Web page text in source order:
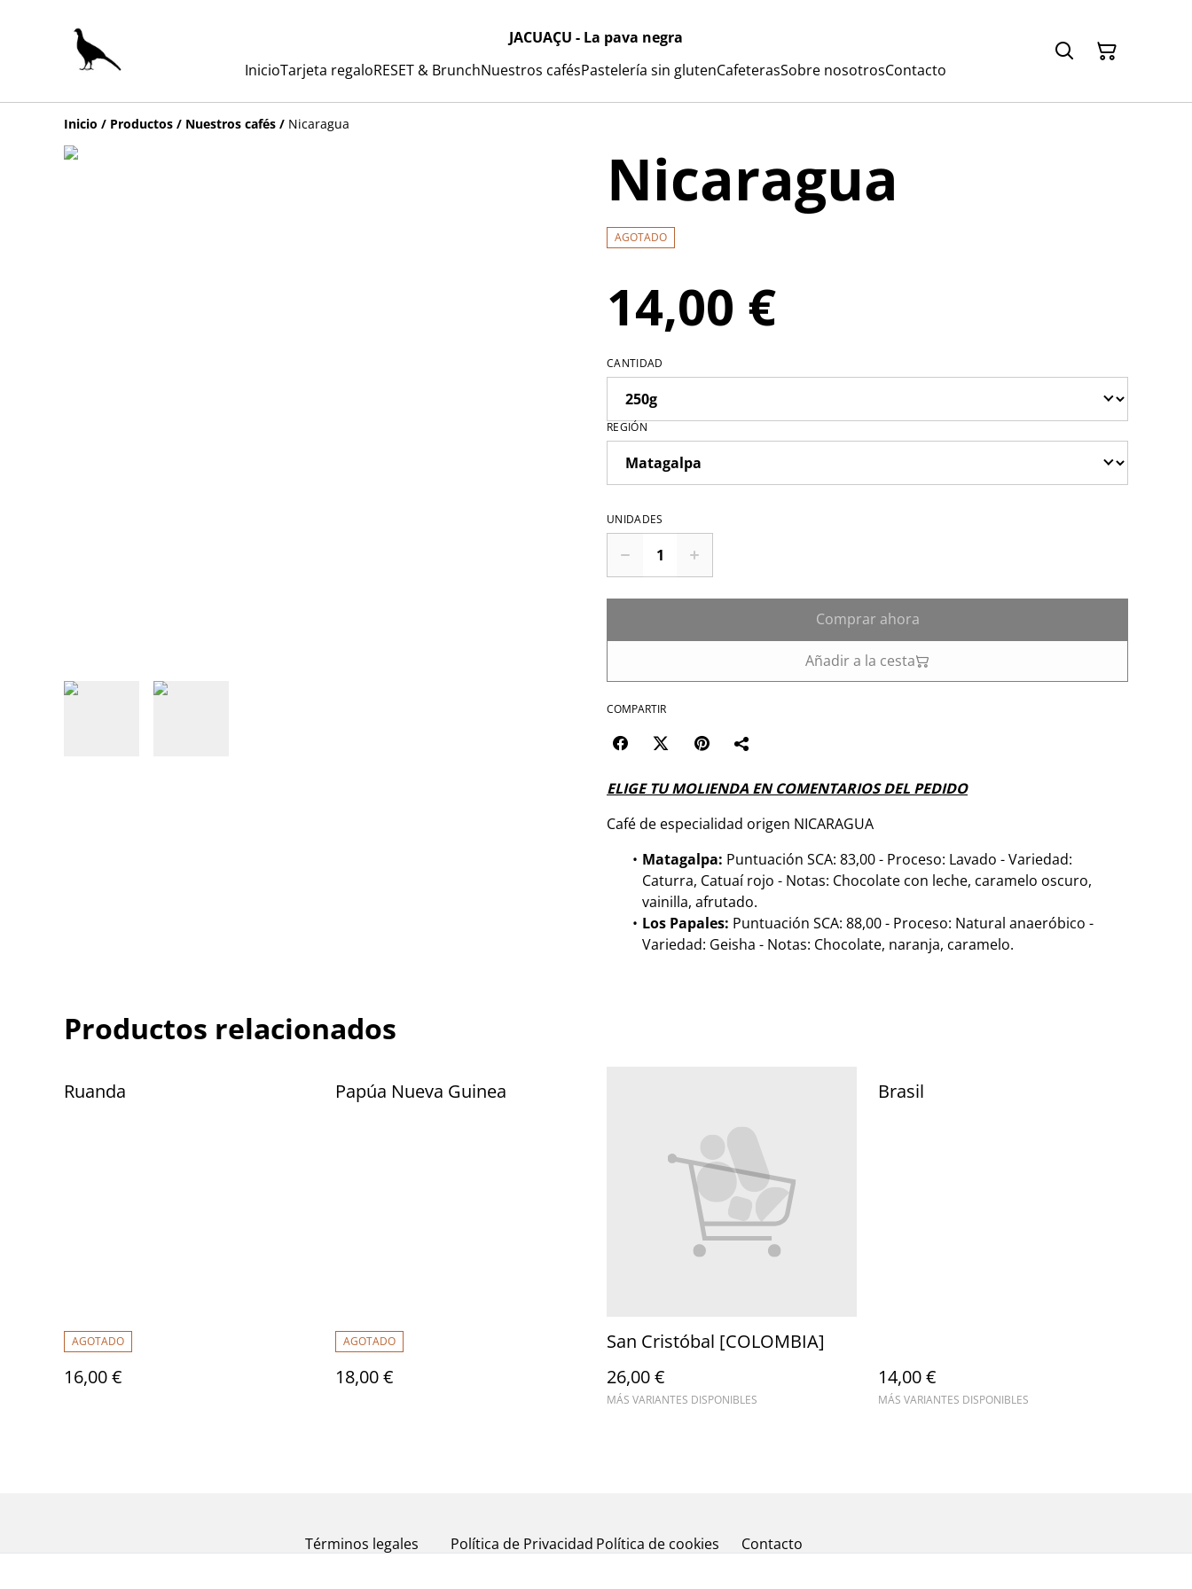
JACUAÇU - La pava negra
InicioTarjeta regaloRESET & BrunchNuestros cafésPastelería sin glutenCafeterasSobre nosotrosContacto
Inicio / Productos / Nuestros cafés / Nicaragua
Nicaragua
AGOTADO
14,00 €
CANTIDAD
REGIÓN
UNIDADES
Comprar ahora
Añadir a la cesta
COMPARTIR
ELIGE TU MOLIENDA EN COMENTARIOS DEL PEDIDO
Café de especialidad origen NICARAGUA
Matagalpa: Puntuación SCA: 83,00 - Proceso: Lavado - Variedad:
Caturra, Catuaí rojo - Notas: Chocolate con leche, caramelo oscuro,
vainilla, afrutado.
Los Papales: Puntuación SCA: 88,00 - Proceso: Natural anaeróbico -
Variedad: Geisha - Notas: Chocolate, naranja, caramelo.
Productos relacionados
Ruanda
AGOTADO
16,00 €
Papúa Nueva Guinea
AGOTADO
18,00 €
San Cristóbal [COLOMBIA]
26,00 €
MÁS VARIANTES DISPONIBLES
Brasil
14,00 €
MÁS VARIANTES DISPONIBLES
Términos legales Política de Privacidad Política de cookies Contacto